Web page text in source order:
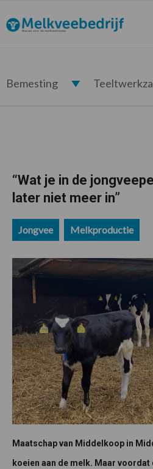
de
hoofdnavigatie
de
hoofd
de
eerste
de
voettekst
Melkveebedrijf.nl
Bemesting
“Wat je in de
later niet meer in”
Jongvee Melkproductie
Maatschap van Middelkoop in
koeien aan de melk. Maar